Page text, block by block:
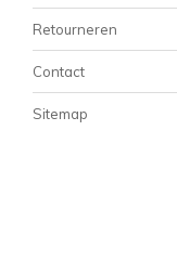
Retourneren
Contact
Sitemap